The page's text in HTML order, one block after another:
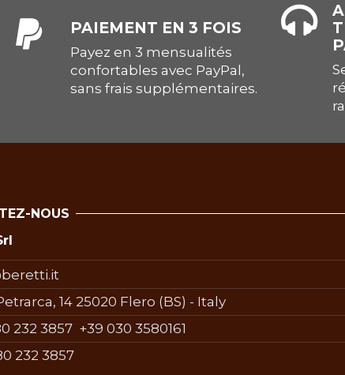
PAIEMENT EN 3 FOIS
Payez en 3 mensualités
confortables avec PayPal,
sans frais supplémentaires.
NOUS
14 25020 Flero (BS) - Italy
232 3857+39 030 3580161
232 3857